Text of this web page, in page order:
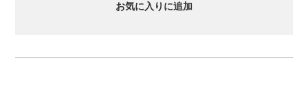
お気に入りに追加